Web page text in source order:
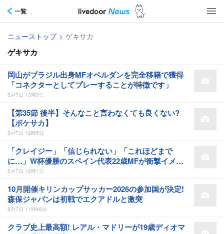
一覧
ニューストップ > ゲキサカ
ゲキサカ
岡山がブラジル出身MFオベルダンを完全移籍で獲得
「コネクターとしてプレーすることが特徴です」
8月7日 13時3分
【第35節 後半】そんなこと言わなくても良くない?
【ボケサカ】
8月7日 12時5分
「クレイジー」「信じられない」「これほどまで
に…」W杯優勝のスペイン代表22歳MFが衝撃イメチ
ェン
8月7日 12時1分
10月開催キリンカップサッカー2026の参加国が決定!
森保ジャパンは初戦でエクアドルと激突
8月7日 11時48分
クラブ史上最高額! レアル・マドリーが19歳ディオマ